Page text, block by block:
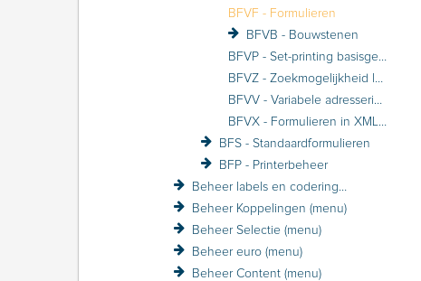
BFVF - Formulieren
BFVB - Bouwstenen
BFVP - Set-printing basisgegevens
BFVZ - Zoekmogelijkheid label in formulier
BFVV - Variabele adresseringslabels
BFVX - Formulieren in XML-output
BFS - Standaardformulieren
BFP - Printerbeheer
Beheer labels en coderingen (menu)
Beheer Koppelingen (menu)
Beheer Selectie (menu)
Beheer euro (menu)
Beheer Content (menu)